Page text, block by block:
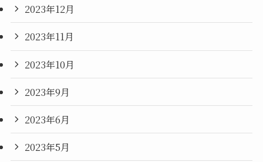
2023年12月
2023年11月
2023年10月
2023年9月
2023年6月
2023年5月